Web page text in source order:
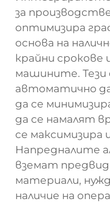
за
оптимизира
основа на
крайни
машините.
автоматично
да се
да се намалят
се максимизира
Напредналите
вземат
материали,
наличие на